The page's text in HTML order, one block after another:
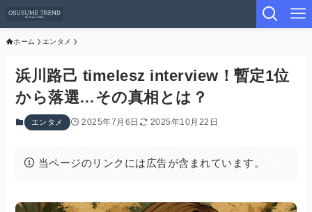
ホーム エンタメ
浜川路己 timelesz interview！暫定1位
から落選…その真相とは？
エンタメ 2025年7月6日 2025年10月22日
当ページのリンクには広告が含まれています。